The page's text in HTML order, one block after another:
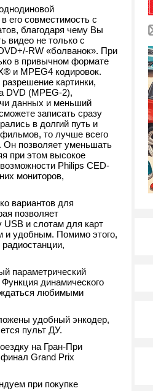
его совместимость с
благодаря чему Вы
видео не только с
RW «болванок». При
в привычном формате
и MPEG4 кодировок.
картинки,
DVD (MPEG-2),
данных и меньший
записать сразу
в долгий путь и
то лучше всего
позволяет уменьшать
при этом высокое
Philips CED-
мониторов,
вариантов для
позволяет
и слотам для карт
и удобным. Помимо этого,
параметрический
динамического
любимыми
удобный энкодер,
пульт ДУ.
на Гран-При
Grand Prix
при покупке